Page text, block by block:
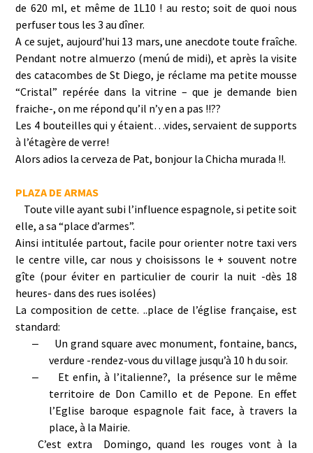
de 620 ml, et même de 1L10 ! au resto; soit de quoi nous
perfuser tous les 3 au dîner.
A ce sujet, aujourd’hui 13 mars, une anecdote toute fraîche.
Pendant notre almuerzo (menú de midi), et après la visite
des catacombes de St Diego, je réclame ma petite mousse
“Cristal” repérée dans la vitrine – que je demande bien
fraiche-, on me répond qu’il n’y en a pas !!??
Les 4 bouteilles qui y étaient…vides, servaient de supports
à l’étagère de verre!
Alors adios la cerveza de Pat, bonjour la Chicha murada !!.
PLAZA DE ARMAS
Toute ville ayant subi l’influence espagnole, si petite soit
elle, a sa “place d’armes”.
Ainsi intitulée partout, facile pour orienter notre taxi vers
le centre ville, car nous y choisissons le + souvent notre
gîte (pour éviter en particulier de courir la nuit -dès 18
heures- dans des rues isolées)
La composition de cette. ..place de l’église française, est
standard:
–
Un grand square avec monument, fontaine, bancs,
verdure -rendez-vous du village jusqu’à 10 h du soir.
–
Et enfin, à l’italienne?, la présence sur le même
territoire de Don Camillo et de Pepone. En effet
l’Eglise baroque espagnole fait face, à travers la
place, à la Mairie.
C’est extra Domingo, quand les rouges vont à la